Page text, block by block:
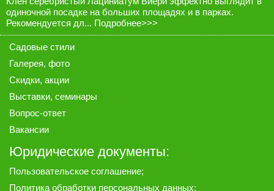
одиночной посадке на больших площадях и в парках.
Рекомендуется дл... Подробнее>>>
Садовые стили
Галерея, фото
Скидки, акции
Выставки, семинары
Вопрос-ответ
Вакансии
Юридические документы:
Пользовательское соглашение;
Политика обработки персональных данных;